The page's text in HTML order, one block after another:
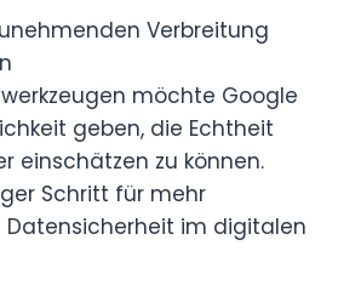
Verbreitung
möchte Google
geben, die Echtheit
einschätzen zu können.
Schritt für mehr
Datensicherheit im digitalen